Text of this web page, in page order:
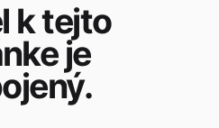
k tejto
je